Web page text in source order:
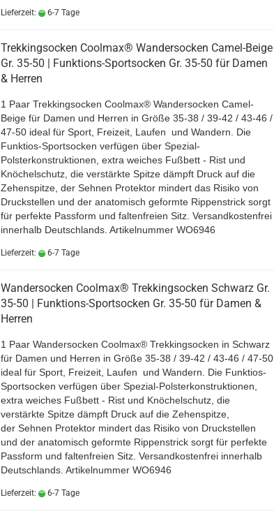
Lieferzeit: 6-7 Tage
Trekkingsocken Coolmax® Wandersocken Camel-Beige
Gr. 35-50 | Funktions-Sportsocken Gr. 35-50 für Damen
& Herren
1 Paar Trekkingsocken Coolmax® Wandersocken Camel-
Beige für Damen und Herren in Größe 35-38 / 39-42 / 43-46 /
47-50 ideal für Sport, Freizeit, Laufen und Wandern. Die
Funktios-Sportsocken verfügen über Spezial-
Polsterkonstruktionen, extra weiches Fußbett - Rist und
Knöchelschutz, die verstärkte Spitze dämpft Druck auf die
Zehenspitze, der Sehnen Protektor mindert das Risiko von
Druckstellen und der anatomisch geformte Rippenstrick sorgt
für perfekte Passform und faltenfreien Sitz. Versandkostenfrei
innerhalb Deutschlands. Artikelnummer WO6946
Lieferzeit: 6-7 Tage
Wandersocken Coolmax® Trekkingsocken Schwarz Gr.
35-50 | Funktions-Sportsocken Gr. 35-50 für Damen &
Herren
1 Paar Wandersocken Coolmax® Trekkingsocken in Schwarz
für Damen und Herren in Größe 35-38 / 39-42 / 43-46 / 47-50
ideal für Sport, Freizeit, Laufen und Wandern. Die Funktios-
Sportsocken verfügen über Spezial-Polsterkonstruktionen,
extra weiches Fußbett - Rist und Knöchelschutz, die
verstärkte Spitze dämpft Druck auf die Zehenspitze,
der Sehnen Protektor mindert das Risiko von Druckstellen
und der anatomisch geformte Rippenstrick sorgt für perfekte
Passform und faltenfreien Sitz. Versandkostenfrei innerhalb
Deutschlands. Artikelnummer WO6946
Lieferzeit: 6-7 Tage